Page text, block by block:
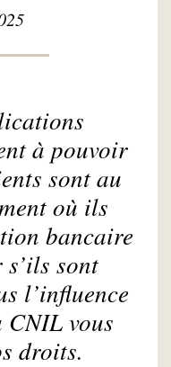
à pouvoir
sont au
où ils
bancaire
sont
l’influence
CNIL vous
droits.